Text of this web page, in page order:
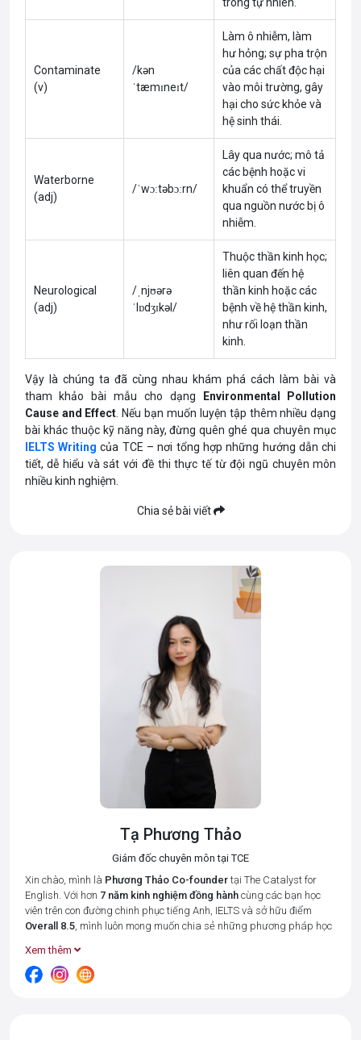
Contaminate
(v)
/kən
ˈtæmɪneɪt/
Làm ô nhiễm, làm
hư hỏng; sự pha trộn
của các chất độc hại
vào môi trường, gây
hại cho sức khỏe và
hệ sinh thái.
Waterborne
(adj)
/ˈwɔːtəbɔːrn/
Lây qua nước; mô tả
các bệnh hoặc vi
khuẩn có thể truyền
qua nguồn nước bị ô
nhiễm.
Neurological
(adj)
/ˌnjʊərə
ˈlɒdʒɪkəl/
Thuộc thần kinh học;
liên quan đến hệ
thần kinh hoặc các
bệnh về hệ thần kinh,
như rối loạn thần
kinh.
Vậy là chúng ta đã cùng nhau khám phá cách làm bài và
tham khảo bài mẫu cho dạng
Environmental Pollution
Cause and Effect . Nếu bạn muốn luyện tập thêm nhiều dạng
bài khác thuộc kỹ năng này, đừng quên ghé qua chuyên mục
IELTS Writing của TCE – nơi tổng hợp những hướng dẫn chi
tiết, dễ hiểu và sát với đề thi thực tế từ đội ngũ chuyên môn
nhiều kinh nghiệm.
Chia sẻ bài viết
Tạ Phương Thảo
Giám đốc chuyên môn tại TCE
Xin chào, mình là Phương Thảo Co-foundertại The Catalyst for
English. Với hơn 7 năm kinh nghiệm đồng hànhcùng các bạn học
viên trên con đường chinh phục tiếng Anh, IELTS và sở hữu điểm
Overall 8.5, mình luôn mong muốn chia sẻ những phương pháp học
quả cao.
Tại The Catalyst for English, mình cùng đội ngũ giáo viên luôn đặt 3
Xem thêm